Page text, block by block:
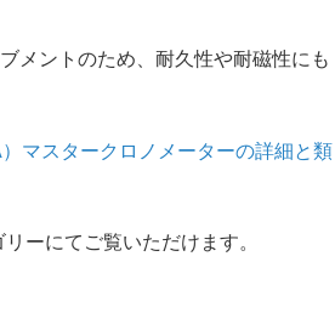
メントのため、耐久性や耐磁性にも
マスタークロノメーターの詳細と類
ーにてご覧いただけます。